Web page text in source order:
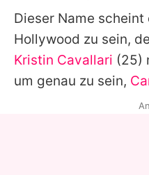
Dieser Name scheint
Hollywood zu sein,
Kristin Cavallari (25)
um genau zu sein,